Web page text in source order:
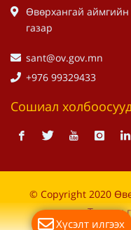
Өвөрхангай
газар
sant@ov.gov.mn
+976 99329433
Сошиал
© Copyright 2020
Тамгын
Хүсэлт илгээх